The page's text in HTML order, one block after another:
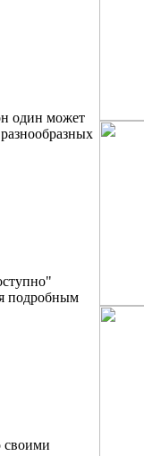
один может
подробным
своими